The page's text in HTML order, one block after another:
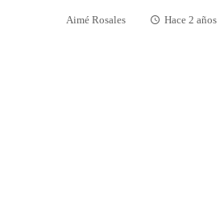
Aimé Rosales Hace 2 años